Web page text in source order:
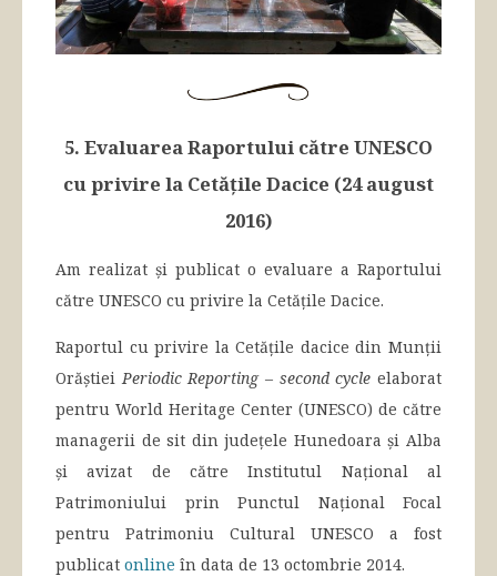
5. Evaluarea Raportului către UNESCO
cu privire la Cetățile Dacice (24 august
2016)
Am realizat și publicat o evaluare a Raportului
către UNESCO cu privire la Cetățile Dacice.
Raportul cu privire la Cetățile dacice din Munții
Orăștiei Periodic Reporting – second cycle elaborat
pentru World Heritage Center (UNESCO) de către
managerii de sit din județele Hunedoara și Alba
și avizat de către Institutul Național al
Patrimoniului prin Punctul Național Focal
pentru Patrimoniu Cultural UNESCO a fost
publicat online în data de 13 octombrie 2014.